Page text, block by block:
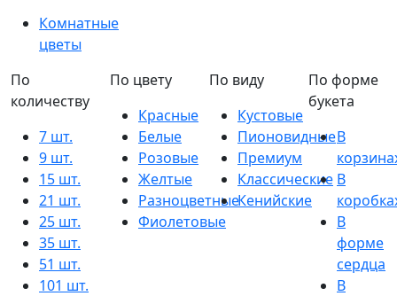
Комнатные
цветы
По
количеству
7 шт.
9 шт.
15 шт.
21 шт.
25 шт.
35 шт.
51 шт.
101 шт.
По цвету
Красные
Белые
Розовые
Желтые
Разноцветные
Фиолетовые
По виду
Кустовые
Пионовидные
Премиум
Классические
Кенийские
По форме
букета
В
В
В
форме
сердца
В